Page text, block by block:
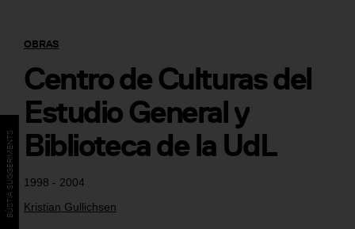
1998 - 2004
Kristian Gullichsen
OBRAS
Centro de Culturas del
Estudio General y
Biblioteca de la UdL
BÚSTIA SUGGERIMENTS